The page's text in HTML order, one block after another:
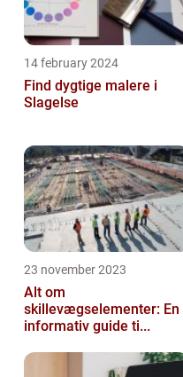
14 february 2024
Find dygtige malere i
Slagelse
23 november 2023
Alt om
skillevægselementer: En
informativ guide ti...